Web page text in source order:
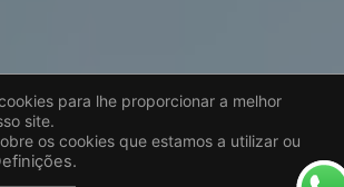
para lhe proporcionar a melhor
site.
os cookies que estamos a utilizar ou